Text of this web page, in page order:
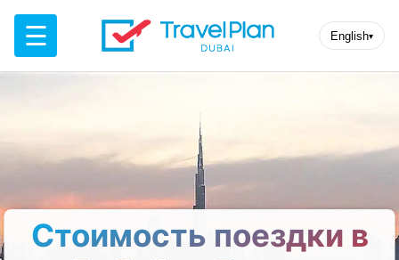
☰ English▾
Стоимость поездки в